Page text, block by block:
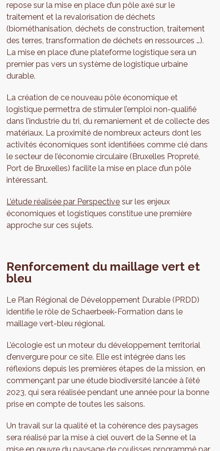
repose sur la mise en place d’un pôle axé sur le
traitement et la revalorisation de déchets
(biométhanisation, déchets de construction, traitement
des terres, transformation de déchets en ressources …).
La mise en place d’une plateforme logistique sera un
premier pas vers un système de logistique urbaine
durable.
La création de ce nouveau pôle économique et
logistique permettra de stimuler l’emploi non-qualifié
dans l’industrie du tri, du remaniement et de collecte des
matériaux. La proximité de nombreux acteurs dont les
activités économiques sont identifiées comme clé dans
le secteur de l’économie circulaire (Bruxelles Propreté,
Port de Bruxelles) facilite la mise en place d’un pôle
intéressant.
L’étude réalisée par Perspective sur les enjeux
économiques et logistiques constitue une première
approche sur ces sujets.
Renforcement du maillage vert et
bleu
Le Plan Régional de Développement Durable (PRDD)
identifie le rôle de Schaerbeek-Formation dans le
maillage vert-bleu régional.
L’écologie est un moteur du développement territorial
d’envergure pour ce site. Elle est intégrée dans les
réflexions depuis les premières étapes de la mission, en
commençant par une étude biodiversité lancée à l’été
2023, qui sera réalisée pendant une année pour la bonne
prise en compte de toutes les saisons.
Un travail sur la qualité et la cohérence des paysages
sera réalisé par la mise à ciel ouvert de la Senne et la